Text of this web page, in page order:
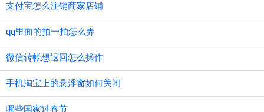
支付宝怎么注销商家店铺
qq里面的拍一拍怎么弄
微信转帐想退回怎么操作
手机淘宝上的悬浮窗如何关闭
哪些国家过春节